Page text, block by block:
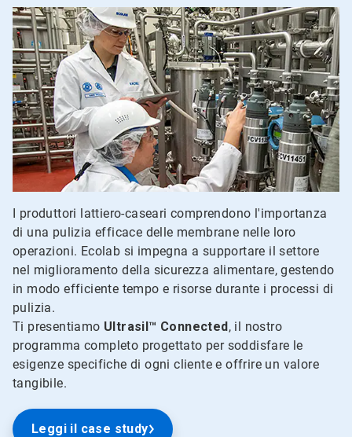
I produttori lattiero-caseari comprendono l'importanza
di una pulizia efficace delle membrane nelle loro
operazioni. Ecolab si impegna a supportare il settore
nel miglioramento della sicurezza alimentare, gestendo
in modo efficiente tempo e risorse durante i processi di
pulizia.
Ti presentiamo Ultrasil™ Connected, il nostro
programma completo progettato per soddisfare le
esigenze specifiche di ogni cliente e offrire un valore
tangibile.
Leggi il case study